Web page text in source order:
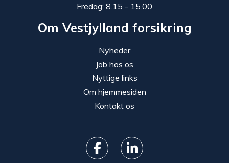
Fredag: 8.15 - 15.00
Om Vestjylland forsikring
Nyheder
Job hos os
Nyttige links
Om hjemmesiden
Kontakt os